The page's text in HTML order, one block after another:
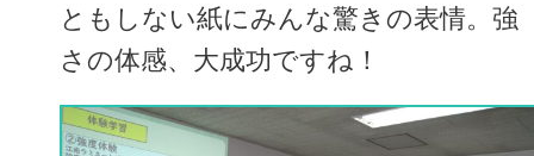
ともしない紙にみんな驚きの表情。強
さの体感、大成功ですね！